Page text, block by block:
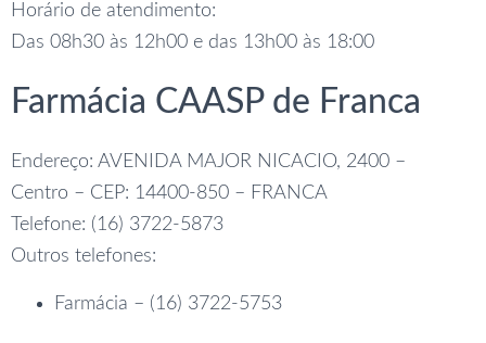
Horário de atendimento:
Das 08h30 às 12h00 e das 13h00 às 18:00
Farmácia CAASP de Franca
Endereço: AVENIDA MAJOR NICACIO, 2400 –
Centro – CEP: 14400-850 – FRANCA
Telefone: (16) 3722-5873
Outros telefones:
Farmácia – (16) 3722-5753